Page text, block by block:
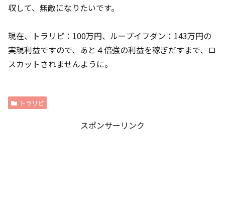
収して、無敵になりたいです。
現在、トラリピ：100万円、ループイフダン：143万円の
実現利益ですので、あと４倍強の利益を稼ぎだすまで、ロ
スカットされませんように。
トラリピ
スポンサーリンク